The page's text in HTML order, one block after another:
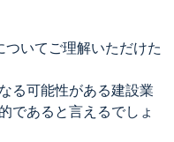
いてご理解いただけた
る可能性がある建設業
であると言えるでしょ